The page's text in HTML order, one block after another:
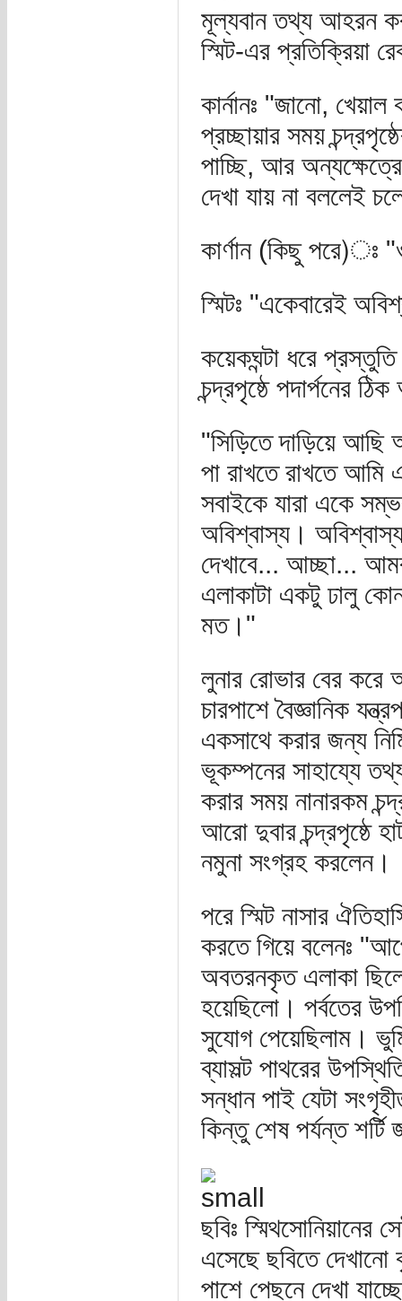
মূল্যবান তথ্য আহরন
স্মিট-এর প্রতিক্রিয়া
কার্নানঃ "জানো,
প্রচ্ছায়ার সময়
পাচ্ছি, আর
দেখা যায় না বললেই
কার্ণান (কিছু পরে)ঃ
স্মিটঃ "একেবারেই
কয়েকঘন্টা ধরে
চন্দ্রপৃষ্ঠে পদার্পনের
"সিড়িতে দাড়িয়ে আছি
পা রাখতে রাখতে
সবাইকে যারা একে
অবিশ্বাস্য।
দেখাবে... আচ্ছা...
এলাকাটা একটু ঢালু
মত।"
লুনার রোভার বের
চারপাশে বৈজ্ঞানিক
একসাথে করার জন্য
ভূকম্পনের সাহায্যে
করার সময় নানারকম
আরো দুবার চন্দ্রপৃষ্ঠে
নমুনা সংগ্রহ করলেন।
পরে স্মিট নাসার
করতে গিয়ে বলেনঃ
অবতরনকৃত এলাকা
হয়েছিলো। পর্বতের
সুযোগ পেয়েছিলাম।
ব্যাসল্ট পাথরের
সন্ধান পাই যেটা
কিন্তু শেষ পর্যন্ত
ছবিঃ স্মিথসোনিয়ানের
এসেছে ছবিতে
পাশে পেছনে দেখা